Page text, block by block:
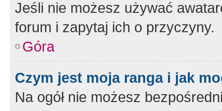
Jeśli nie możesz używać
forum i zapytaj ich o przyczyny.
Góra
Czym jest moja ranga i jak
Na ogół nie możesz